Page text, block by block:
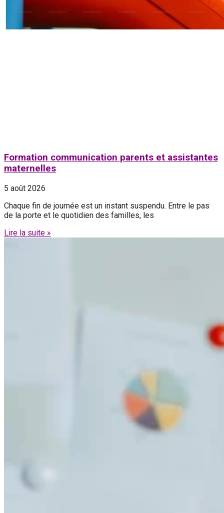
Formation communication parents et assistantes
maternelles
5 août 2026
Chaque fin de journée est un instant suspendu. Entre le pas
de la porte et le quotidien des familles, les
Lire la suite »